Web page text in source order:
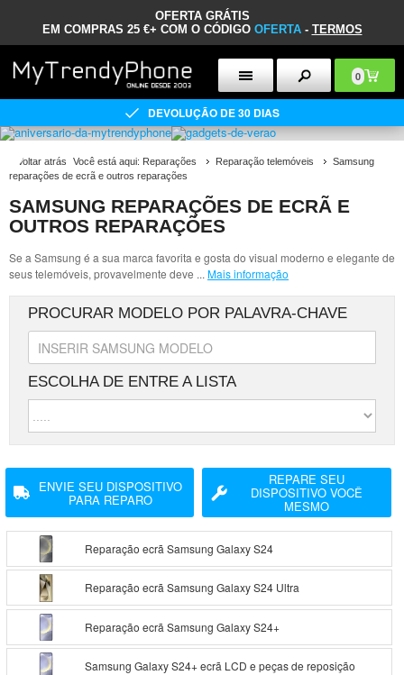
OFERTA GRÁTIS
EM COMPRAS 25 €+ COM O CÓDIGO OFERTA- TERMOS
0
DEVOLUÇÃO DE 30 DIAS
Voltar atrás Você está aqui: Reparações Reparação telemóveis
Samsung
reparações de ecrã e outros reparações
SAMSUNG REPARAÇÕES DE ECRÃ E
OUTROS REPARAÇÕES
Se a Samsung é a sua marca favorita e gosta do visual moderno e elegante de
seus telemóveis, provavelmente deve ... Mais informação
PROCURAR MODELO POR PALAVRA-CHAVE
ESCOLHA DE ENTRE A LISTA
ENVIE SEU DISPOSITIVO
PARA REPARO
REPARE SEU
DISPOSITIVO VOCÊ
MESMO
Reparação ecrã Samsung Galaxy S24
Reparação ecrã Samsung Galaxy S24 Ultra
Reparação ecrã Samsung Galaxy S24+
Samsung Galaxy S24+ ecrã LCD e peças de reposição